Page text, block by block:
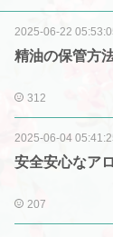
2025-06-22
精油の保管方
312
2025-06-04
安全安心なア
207